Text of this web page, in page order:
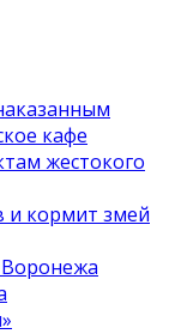
кафе
жестокого
и кормит змей